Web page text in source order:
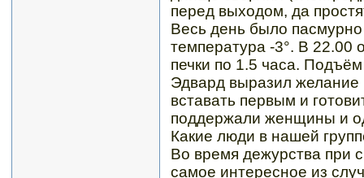
перед выходом, да
Весь день было
температура -3°. В 22.00
печки по 1.5 часа. Подъём
Эдвард выразил желание
вставать первым и
поддержали женщины и
Какие люди в нашей
Во время дежурства при
самое интересное из